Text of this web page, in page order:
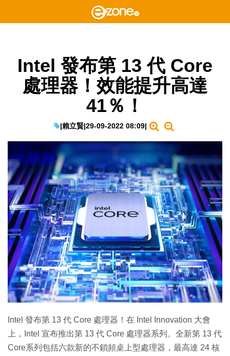
Intel 發布第 13 代 Core
處理器！效能提升高達
41％！
|賴立賢|29-09-2022 08:09|
Intel 發布第 13 代 Core 處理器！在 Intel Innovation 大會
上，Intel 宣布推出第 13 代 Core 處理器系列。全新第 13 代
Core系列包括六款新的不鎖頻桌上型處理器，最高達 24 核